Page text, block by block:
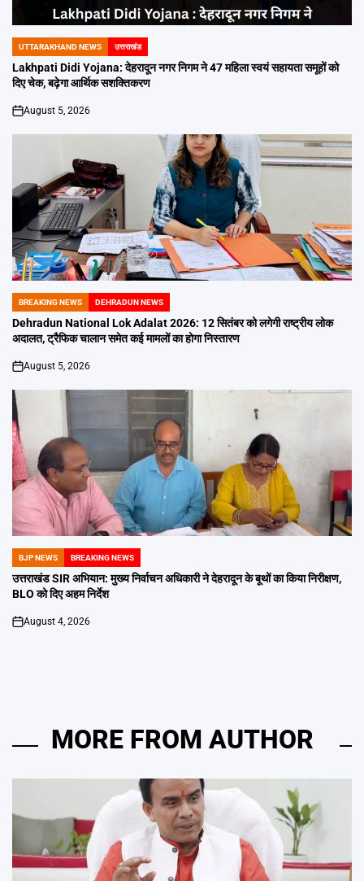
POSTED
IN
UTTARAKHAND NEWS उत्तराखंड
Lakhpati Didi Yojana: देहरादून नगर निगम ने 47 महिला स्वयं सहायता समूहों को
दिए चेक, बढ़ेगा आर्थिक सशक्तिकरण
on
August 5, 2026
POSTED
IN
BREAKING NEWS DEHRADUN NEWS
Dehradun National Lok Adalat 2026: 12 सितंबर को लगेगी राष्ट्रीय लोक
अदालत, ट्रैफिक चालान समेत कई मामलों का होगा निस्तारण
on
August 5, 2026
POSTED
IN
BJP NEWS BREAKING NEWS
उत्तराखंड SIR अभियान: मुख्य निर्वाचन अधिकारी ने देहरादून के बूथों का किया निरीक्षण,
BLO को दिए अहम निर्देश
on
August 4, 2026
MORE FROM AUTHOR